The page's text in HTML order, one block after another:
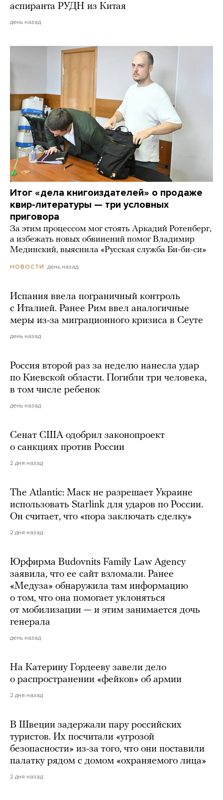
аспиранта РУДН из Китая
день назад
Итог «дела книгоиздателей» о продаже
квир-литературы — три условных
приговора
За этим процессом мог стоять Аркадий Ротенберг,
а избежать новых обвинений помог Владимир
Мединский, выяснила «Русская служба Би-би-си»
НОВОСТИ день назад
Испания ввела пограничный контроль
с Италией. Ранее Рим ввел аналогичные
меры из-за миграционного кризиса в Сеуте
день назад
Россия второй раз за неделю нанесла удар
по Киевской области. Погибли три человека,
в том числе ребенок
день назад
Сенат США одобрил законопроект
о санкциях против России
2 дня назад
The Atlantic: Маск не разрешает Украине
использовать Starlink для ударов по России.
Он считает, что «пора заключать сделку»
2 дня назад
Юрфирма Budovnits Family Law Agency
заявила, что ее сайт взломали. Ранее
«Медуза» обнаружила там информацию
о том, что она помогает уклоняться
от мобилизации — и этим занимается дочь
генерала
день назад
На Катерину Гордееву завели дело
о распространении «фейков» об армии
2 дня назад
В Швеции задержали пару российских
туристов. Их посчитали «угрозой
безопасности» из-за того, что они поставили
палатку рядом с домом «охраняемого лица»
2 дня назад